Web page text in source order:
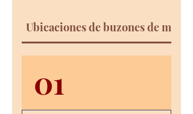
Ubicaciones de buzones de
01